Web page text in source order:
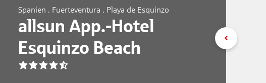
Spanien . Fuerteventura . Playa de Esquinzo
allsun App.-Hotel
Esquinzo Beach
4.5